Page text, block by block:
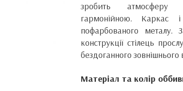
зробить
гармонійною. Каркас
пофарбованого металу.
конструкції стілець
бездоганного зовнішнього
Матеріал та колір